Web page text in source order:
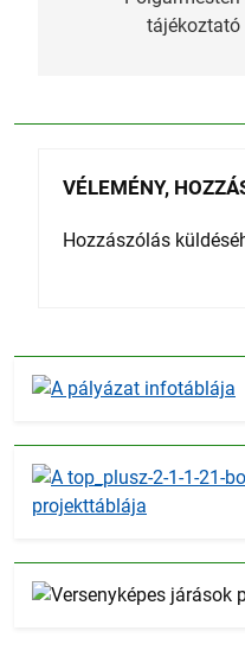
tájékoztató
VÉLEMÉNY,
Hozzászólás